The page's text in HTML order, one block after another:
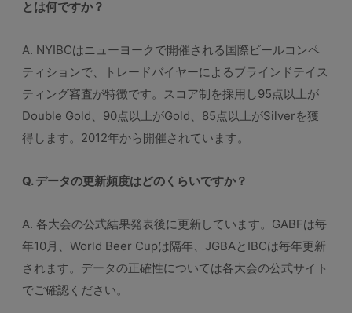
とは何ですか？
A. NYIBCはニューヨークで開催される国際ビールコンペ
ティションで、トレードバイヤーによるブラインドテイス
ティング審査が特徴です。スコア制を採用し95点以上が
Double Gold、90点以上がGold、85点以上がSilverを獲
得します。2012年から開催されています。
Q. データの更新頻度はどのくらいですか？
A. 各大会の公式結果発表後に更新しています。GABFは毎
年10月、World Beer Cupは隔年、JGBAとIBCは毎年更新
されます。データの正確性については各大会の公式サイト
でご確認ください。